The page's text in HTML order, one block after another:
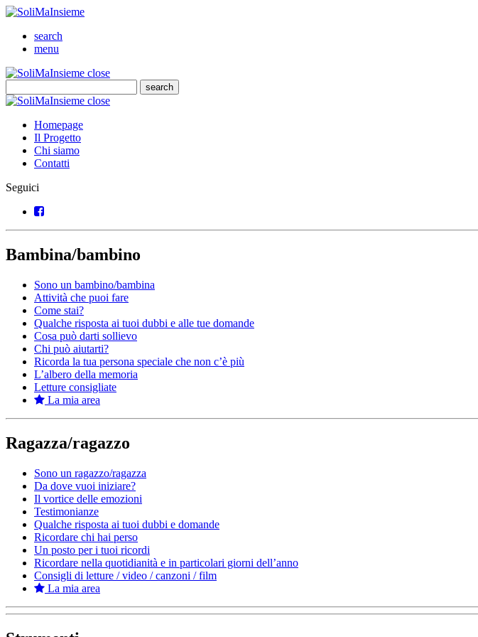
SoliMaInsieme
search
menu
SoliMaInsieme
closeClose
search
Cerca
SoliMaInsieme
closeClose
Homepage
Il Progetto
Chi siamo
Contatti
Seguici
Facebook
Bambina/bambino
Sono un bambino/bambina
Attività che puoi fare
Come stai?
Qualche risposta ai tuoi dubbi e alle tue domande
Cosa può darti sollievo
Chi può aiutarti?
Ricorda la tua persona speciale che non c’è più
L’albero della memoria
Letture consigliate
La mia area
Ragazza/ragazzo
Sono un ragazzo/ragazza
Da dove vuoi iniziare?
Il vortice delle emozioni
Testimonianze
Qualche risposta ai tuoi dubbi e domande
Ricordare chi hai perso
Un posto per i tuoi ricordi
Ricordare nella quotidianità e in particolari giorni dell’anno
Consigli di letture / video / canzoni / film
La mia area